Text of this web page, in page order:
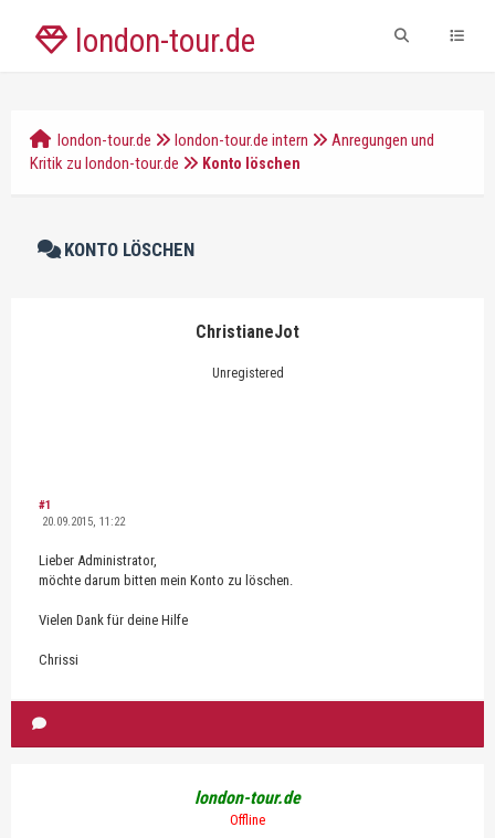
london-tour.de
london-tour.de london-tour.de intern
Anregungen und
Kritik zu london-tour.de
Konto löschen
KONTO LÖSCHEN
ChristianeJot
Unregistered
#1
20.09.2015, 11:22
Lieber Administrator,
möchte darum bitten mein Konto zu löschen.
Vielen Dank für deine Hilfe
Chrissi
london-tour.de
Offline